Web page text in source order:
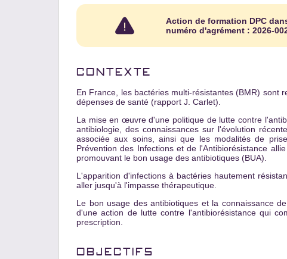
Action de formation DPC
numéro d'agrément : 2026-
CONTEXTE
En France, les bactéries multi-résistantes (BMR) sont
dépenses de santé (rapport J. Carlet).
La mise en œuvre d'une politique de lutte contre
antibiologie, des connaissances sur l'évolution
associée aux soins, ainsi que les modalités de
Prévention des Infections et de l'Antibiorésistance
promouvant le bon usage des antibiotiques (BUA).
L'apparition d'infections à bactéries hautement
aller jusqu'à l'impasse thérapeutique.
Le bon usage des antibiotiques et la connaissance
d'une action de lutte contre l'antibiorésistance qui
prescription.
OBJECTIFS